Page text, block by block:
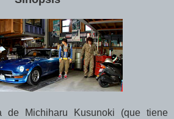
de Michiharu Kusunoki (que tiene